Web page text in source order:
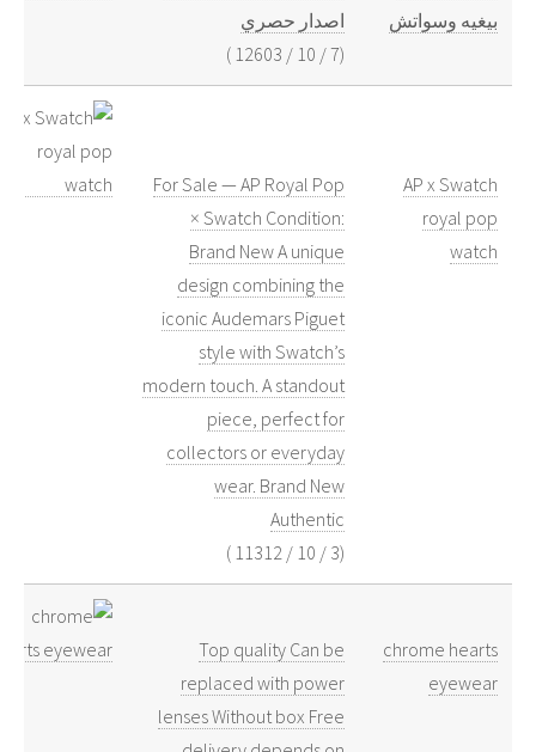
بيغيه وسواتش
اصدار حصري
(
7
/
10
/
12603
)
AP x Swatch
royal pop
watch
For Sale — AP Royal Pop
× Swatch Condition:
Brand New A unique
design combining the
iconic Audemars Piguet
style with Swatch’s
modern touch. A standout
piece, perfect for
collectors or everyday
wear. Brand New
Authentic
(
3
/
10
/
11312
)
chrome hearts
eyewear
Top quality Can be
replaced with power
lenses Without box Free